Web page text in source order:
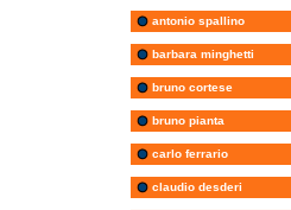
antonio spallino
barbara minghetti
bruno cortese
bruno pianta
carlo ferrario
claudio desderi